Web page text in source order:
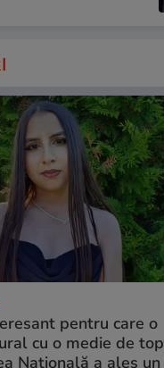
pentru care o
cu o medie de top
Națională a ales un